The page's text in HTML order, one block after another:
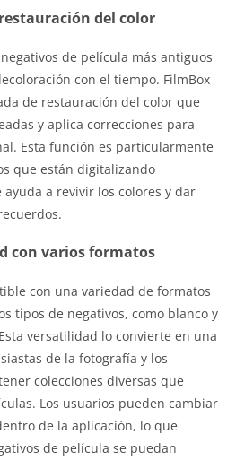
del color
de película más antiguos
con el tiempo. FilmBox
de restauración del color que
y aplica correcciones para
Esta función es particularmente
que están digitalizando
a revivir los colores y dar
con varios formatos
con una variedad de formatos
tipos de negativos, como blanco y
versatilidad lo convierte en una
de la fotografía y los
colecciones diversas que
Los usuarios pueden cambiar
de la aplicación, lo que
de película se puedan